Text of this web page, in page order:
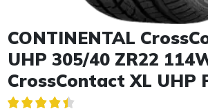
Item 1 of 1
CONTINENTAL
UHP 305/40 ZR22
CrossContact XL UHP